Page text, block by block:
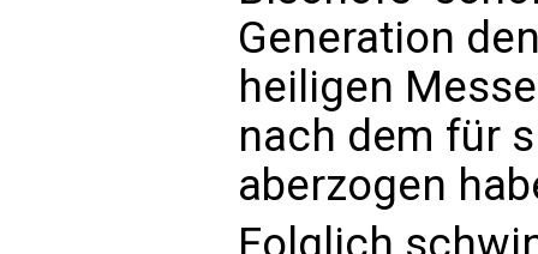
Generation
heiligen
nach dem für
aberzogen